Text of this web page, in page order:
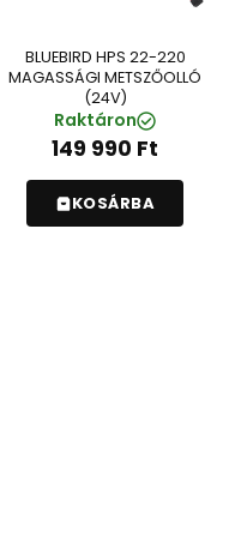
BLUEBIRD HPS 22-220
MAGASSÁGI METSZŐOLLÓ
(24V)
Raktáron
149 990 Ft
KOSÁRBA